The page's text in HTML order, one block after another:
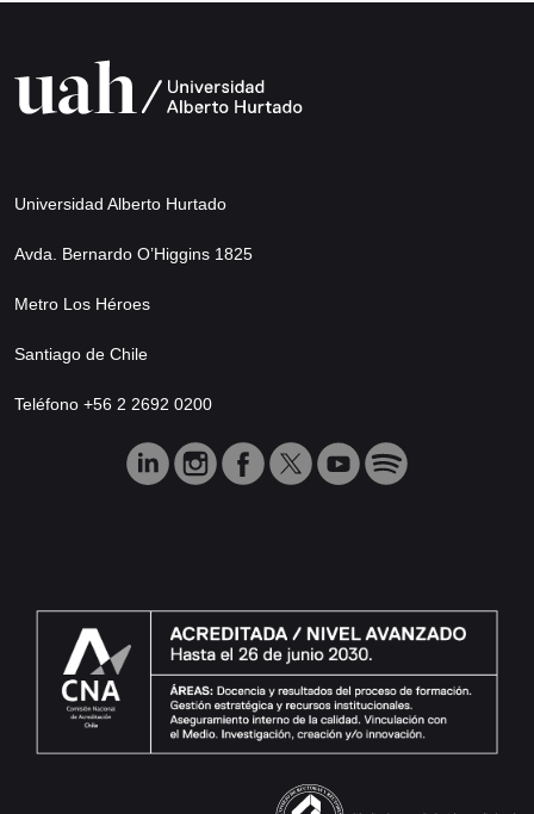
Universidad Alberto Hurtado
Avda. Bernardo O’Higgins 1825
Metro Los Héroes
Santiago de Chile
Teléfono +56 2 2692 0200